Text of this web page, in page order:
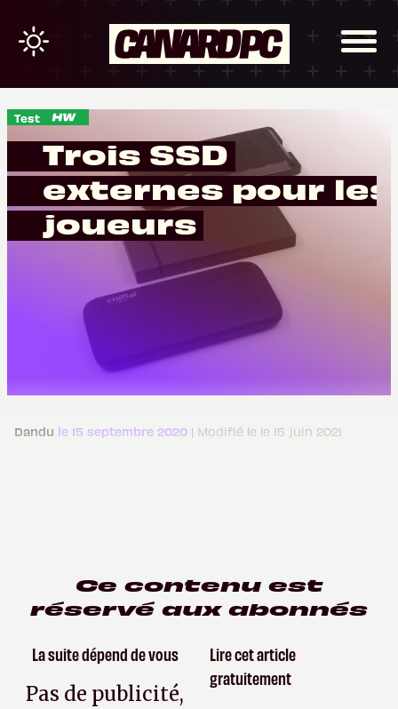
Test
Trois SSD
externes pour les
joueurs
Dandu le 15 septembre 2020 | Modifié le le 15 juin 2021
Ce contenu est
réservé aux abonnés
La suite dépend de vous
Pas de publicité,
Lire cet article
gratuitement